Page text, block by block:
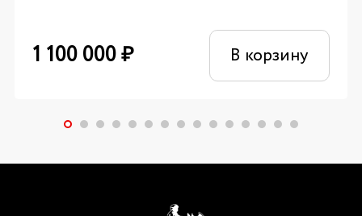
1 100 000₽ В корзину